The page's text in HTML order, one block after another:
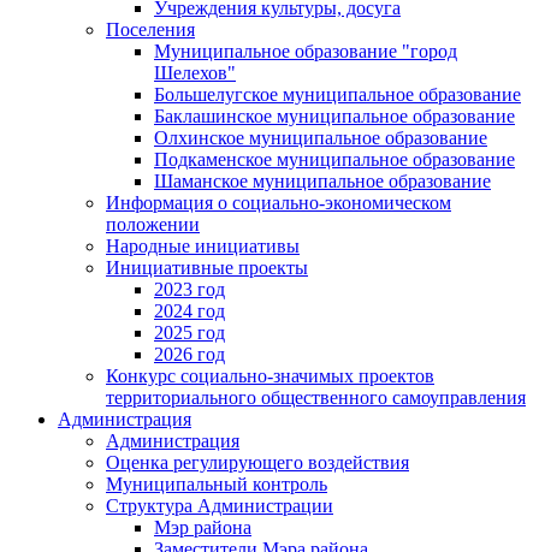
Учреждения культуры, досуга
Поселения
Муниципальное образование "город
Шелехов"
Большелугское муниципальное образование
Баклашинское муниципальное образование
Олхинское муниципальное образование
Подкаменское муниципальное образование
Шаманское муниципальное образование
Информация о социально-экономическом
положении
Народные инициативы
Инициативные проекты
2023 год
2024 год
2025 год
2026 год
Конкурс социально-значимых проектов
территориального общественного самоуправления
Администрация
Администрация
Оценка регулирующего воздействия
Муниципальный контроль
Структура Администрации
Мэр района